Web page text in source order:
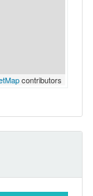
contributors